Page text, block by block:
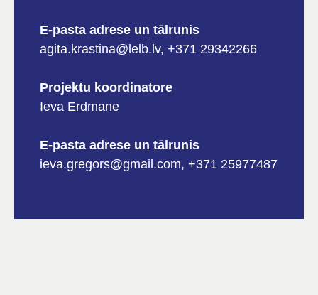
E-pasta adrese un tālrunis
agita.krastina@lelb.lv, +371 29342266
Projektu koordinatore
Ieva Erdmane
E-pasta adrese un tālrunis
ieva.gregors@gmail.com, +371 25977487